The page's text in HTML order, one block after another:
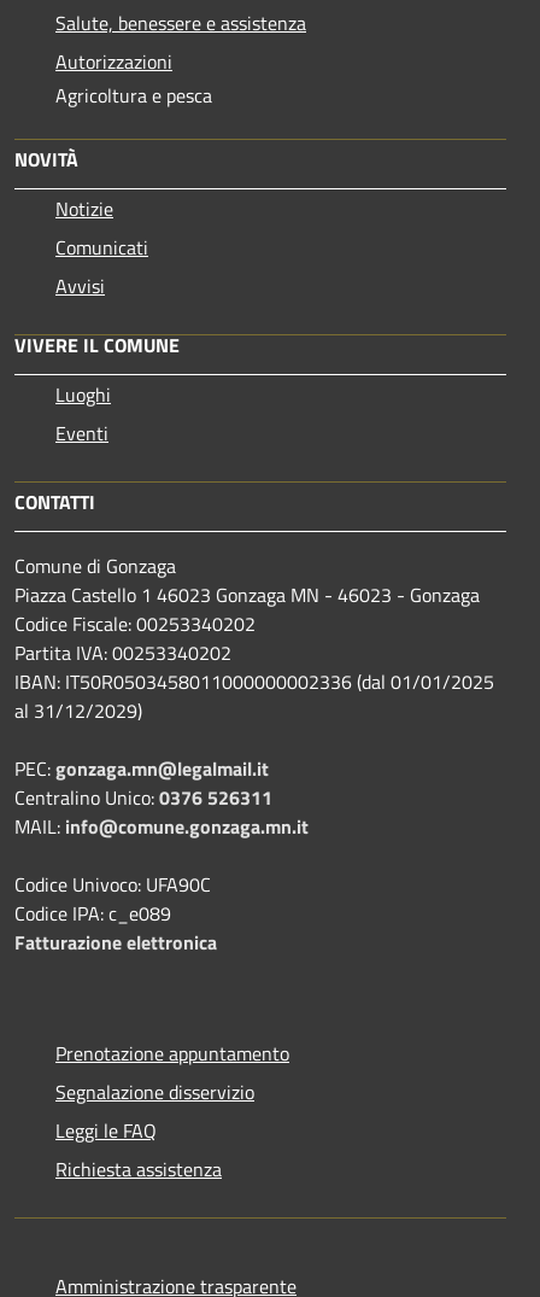
Salute, benessere e assistenza
Autorizzazioni
Agricoltura e pesca
NOVITÀ
Notizie
Comunicati
Avvisi
VIVERE IL COMUNE
Luoghi
Eventi
CONTATTI
Comune di Gonzaga
Piazza Castello 1 46023 Gonzaga MN - 46023 - Gonzaga
Codice Fiscale: 00253340202
Partita IVA: 00253340202
IBAN: IT50R0503458011000000002336 (dal 01/01/2025
al 31/12/2029)
PEC:gonzaga.mn@legalmail.it
Centralino Unico:0376 526311
MAIL: info@comune.gonzaga.mn.it
Codice Univoco: UFA90C
Codice IPA: c_e089
Fatturazione elettronica
Prenotazione appuntamento
Segnalazione disservizio
Leggi le FAQ
Richiesta assistenza
Amministrazione trasparente